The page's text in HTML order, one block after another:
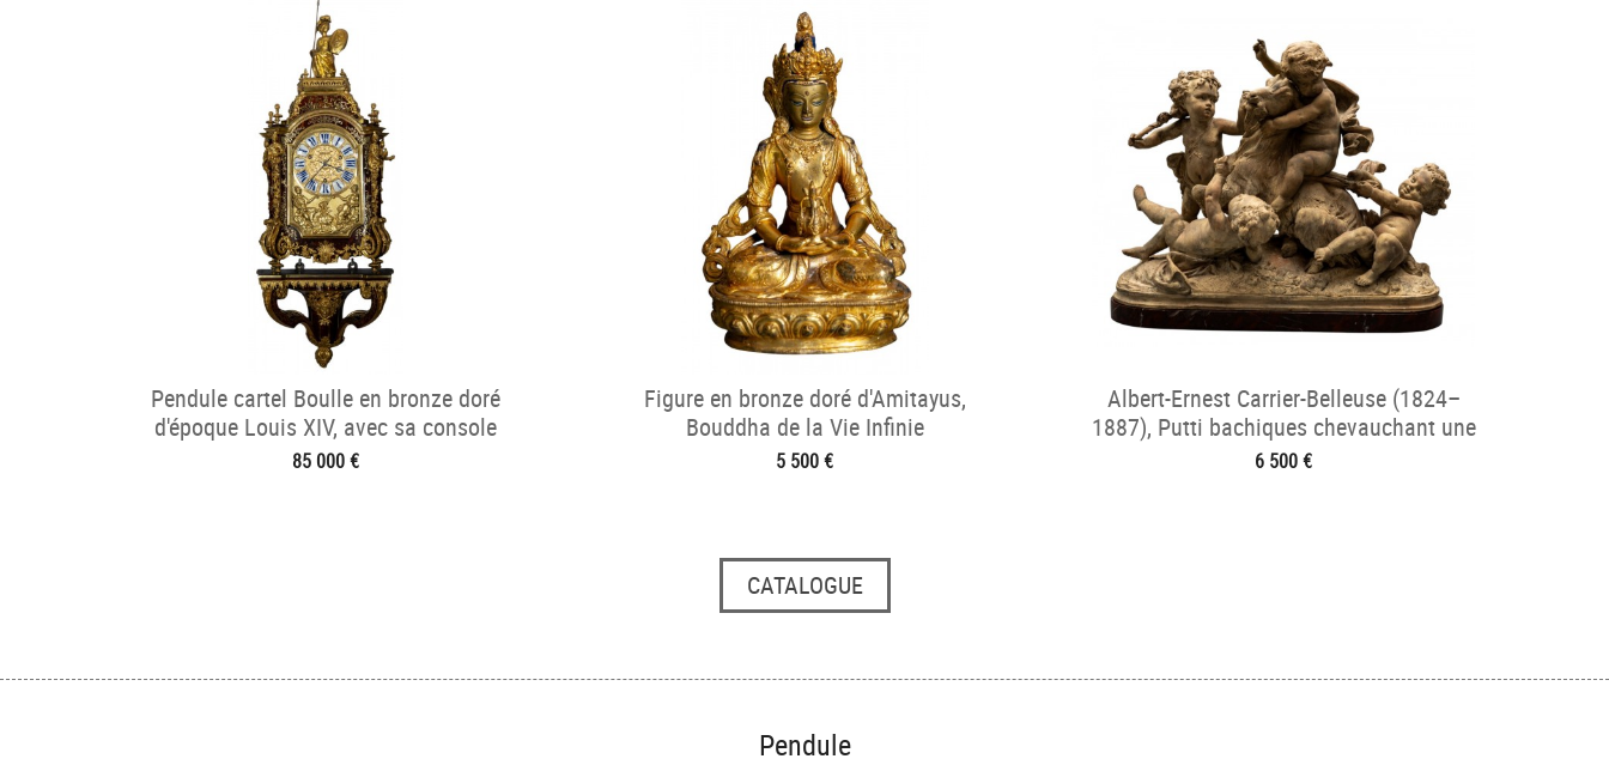
Pendule cartel Boulle en bronze doré
d'époque Louis XIV, avec sa console
85 000 €
Figure en bronze doré d'Amitayus,
Bouddha de la Vie Infinie
5 500 €
Albert-Ernest Carrier-Belleuse (1824–
1887), Putti bachiques chevauchant une
chèvre
6 500 €
CATALOGUE
Pendule